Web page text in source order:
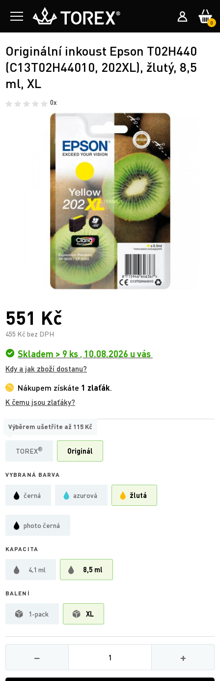
0
Originální inkoust Epson T02H440
(C13T02H44010, 202XL), žlutý, 8,5
ml, XL
0x
551 Kč
455 Kč bez DPH
Skladem > 9 ks , 10.08.2026 u vás
Kdy a jak zboží dostanu?
Nákupem získáte 1 zlaťák.
K čemu jsou zlaťáky?
TYP
TOREX®
Výběrem ušetříte až 115 Kč
Originál
VYBRANÁ BARVA
černá azurová žlutá
photo černá
KAPACITA
4,1 ml 8,5 ml
BALENÍ
1-pack XL
−
Množství
+